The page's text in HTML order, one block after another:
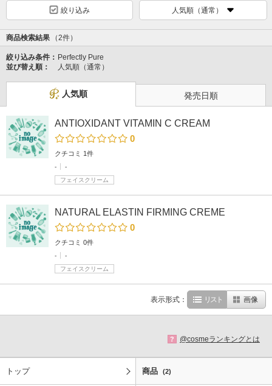
絞り込み 人気順（通常）
商品検索結果 （2件）
絞り込み条件： Perfectly Pure
並び替え順：
人気順（通常）
人気順 発売日順
ANTIOXIDANT VITAMIN C CREAM
0
クチコミ 1件
-
-
フェイスクリーム
NATURAL ELASTIN FIRMING CREME
0
クチコミ 0件
-
-
フェイスクリーム
表示形式： リスト 画像
? @cosmeランキングとは
トップ 商品 (2)